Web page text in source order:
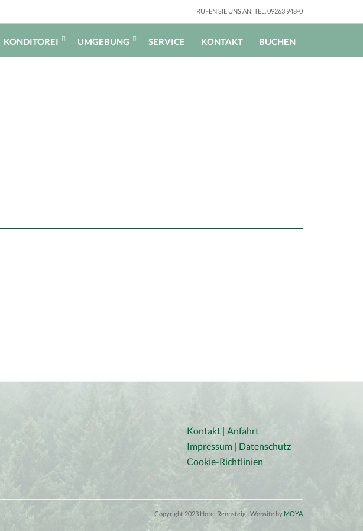
RUFEN SIE UNS AN: TEL. 09263 948-0
KONDITOREI UMGEBUNG SERVICE KONTAKT BUCHEN
Kontakt | Anfahrt
Impressum | Datenschutz
Cookie-Richtlinien
Copyright 2023 Hotel Rennsteig | Website by MOYA